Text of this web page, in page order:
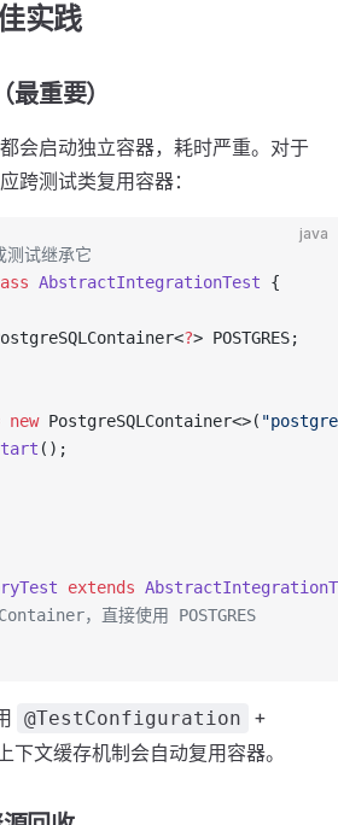
实践
重要）
会启动独立容器，耗时严重。对于
跨测试类复用容器：
java
试继承它
AbstractIntegrationTest {
?> POSTGRES;
new PostgreSQLContainer<>(
();
extends
，直接使用 POSTGRES
@TestConfiguration
+
下文缓存机制会自动复用容器。